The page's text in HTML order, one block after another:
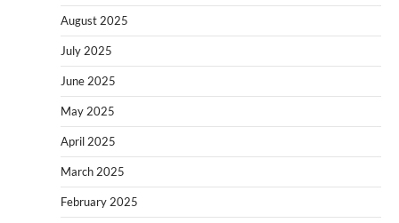
August 2025
July 2025
June 2025
May 2025
April 2025
March 2025
February 2025